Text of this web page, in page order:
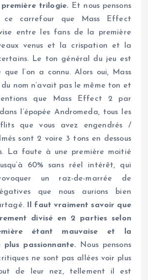
trilogie. Et nous pensons
ce carrefour que Mass Effect
entre les fans de la première
venus et la crispation et la
Le ton général du jeu est
l’on a connu. Alors oui, Mass
nom n’avait pas le même ton et
que Mass Effect 2 par
l’épopée Andromeda, tous les
que vous avez engendrés /
sont 2 voire 3 tons en dessous
La faute à une première moitié
60% sans réel intérêt, qui
un raz-de-marrée de
que nous aurions bien
Il faut vraiment savoir que
divisé en 2 parties selon
étant mauvaise et la
plus passionnante. Nous pensons
ne sont pas allées voir plus
de leur nez, tellement il est